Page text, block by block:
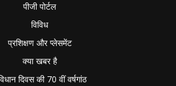
पीजी पोर्टल
विविध
प्रशिक्षण और प्लेसमेंट
क्या खबर है
दिवस की 70 वीं वर्षगांठ